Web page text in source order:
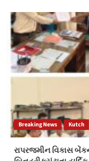
Breaking News Kutch
રાપરજમીન વિકાસ